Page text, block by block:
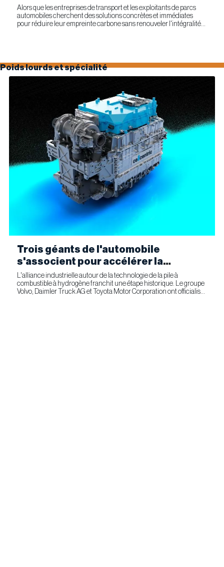
Alors que les entreprises de transport et les exploitants de parcs
automobiles cherchent des solutions concrètes et immédiates
pour réduire leur empreinte carbone sans renouveler l'intégralité
Poids lourds et spécialité
Trois géants de l'automobile
s'associent pour accélérer la
fabrication industrielle de piles à
combustible pour le transport
commercial
L'alliance industrielle autour de la technologie de la pile à
combustible à hydrogène franchit une étape historique. Le groupe
Volvo, Daimler Truck AG et Toyota Motor Corporation ont officialisé